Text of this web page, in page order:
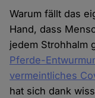
Warum fällt das
Hand, dass
jedem Strohhalm
Pferde-
vermeintliches
hat sich dank